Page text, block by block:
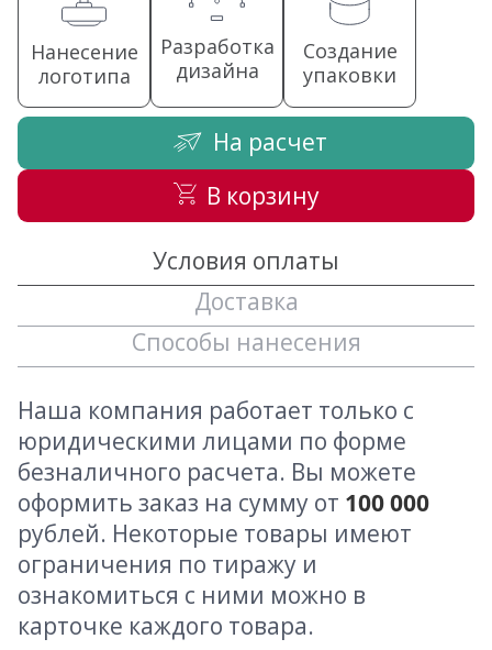
Нанесение
логотипа
Разработка
дизайна
Создание
упаковки
На расчет
В корзину
Условия оплаты
Доставка
Способы нанесения
Наша компания работает только с
юридическими лицами по форме
безналичного расчета. Вы можете
оформить заказ на сумму от 100 000
рублей. Некоторые товары имеют
ограничения по тиражу и
ознакомиться с ними можно в
карточке каждого товара.